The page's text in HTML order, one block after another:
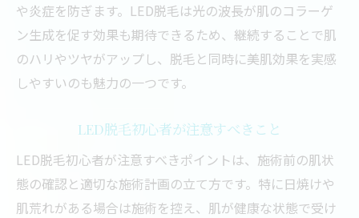
や炎症を防ぎます。LED脱毛は光の波長が肌のコラーゲ
ン生成を促す効果も期待できるため、継続することで肌
のハリやツヤがアップし、脱毛と同時に美肌効果を実感
しやすいのも魅力の一つです。
LED脱毛初心者が注意すべきこと
LED脱毛初心者が注意すべきポイントは、施術前の肌状
態の確認と適切な施術計画の立て方です。特に日焼けや
肌荒れがある場合は施術を控え、肌が健康な状態で受け